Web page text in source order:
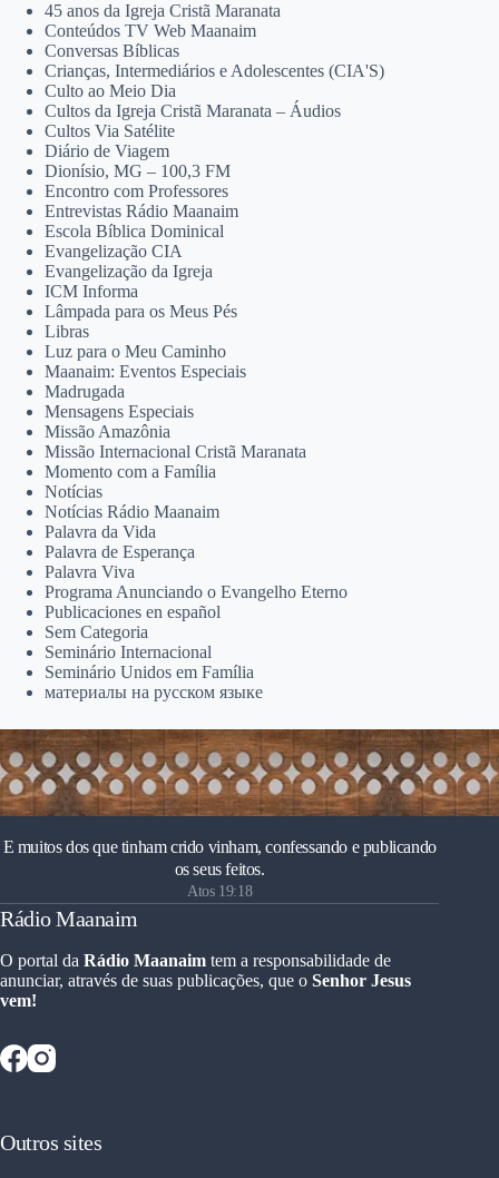
45 anos da Igreja Cristã Maranata
Conteúdos TV Web Maanaim
Conversas Bíblicas
Crianças, Intermediários e Adolescentes (CIA'S)
Culto ao Meio Dia
Cultos da Igreja Cristã Maranata – Áudios
Cultos Via Satélite
Diário de Viagem
Dionísio, MG – 100,3 FM
Encontro com Professores
Entrevistas Rádio Maanaim
Escola Bíblica Dominical
Evangelização CIA
Evangelização da Igreja
ICM Informa
Lâmpada para os Meus Pés
Libras
Luz para o Meu Caminho
Maanaim: Eventos Especiais
Madrugada
Mensagens Especiais
Missão Amazônia
Missão Internacional Cristã Maranata
Momento com a Família
Notícias
Notícias Rádio Maanaim
Palavra da Vida
Palavra de Esperança
Palavra Viva
Programa Anunciando o Evangelho Eterno
Publicaciones en español
Sem Categoria
Seminário Internacional
Seminário Unidos em Família
материалы на русском языке
E muitos dos que tinham crido vinham, confessando e publicando
os seus feitos.
Atos 19:18
Rádio Maanaim
O portal da Rádio Maanaim tem a responsabilidade de
anunciar, através de suas publicações, que o Senhor Jesus
vem!
Outros sites